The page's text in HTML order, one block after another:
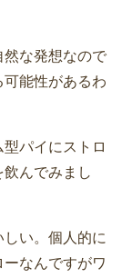
な発想なので
能性があるわ
パイにストロ
んでみまし
い。個人的に
なんですがワ